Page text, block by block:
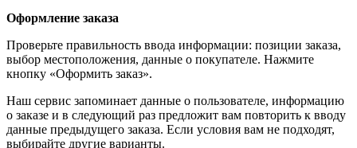
Оформление заказа
Проверьте правильность ввода информации: позиции заказа,
выбор местоположения, данные о покупателе. Нажмите
кнопку «Оформить заказ».
Наш сервис запоминает данные о пользователе, информацию
о заказе и в следующий раз предложит вам повторить к вводу
данные предыдущего заказа. Если условия вам не подходят,
выбирайте другие варианты.